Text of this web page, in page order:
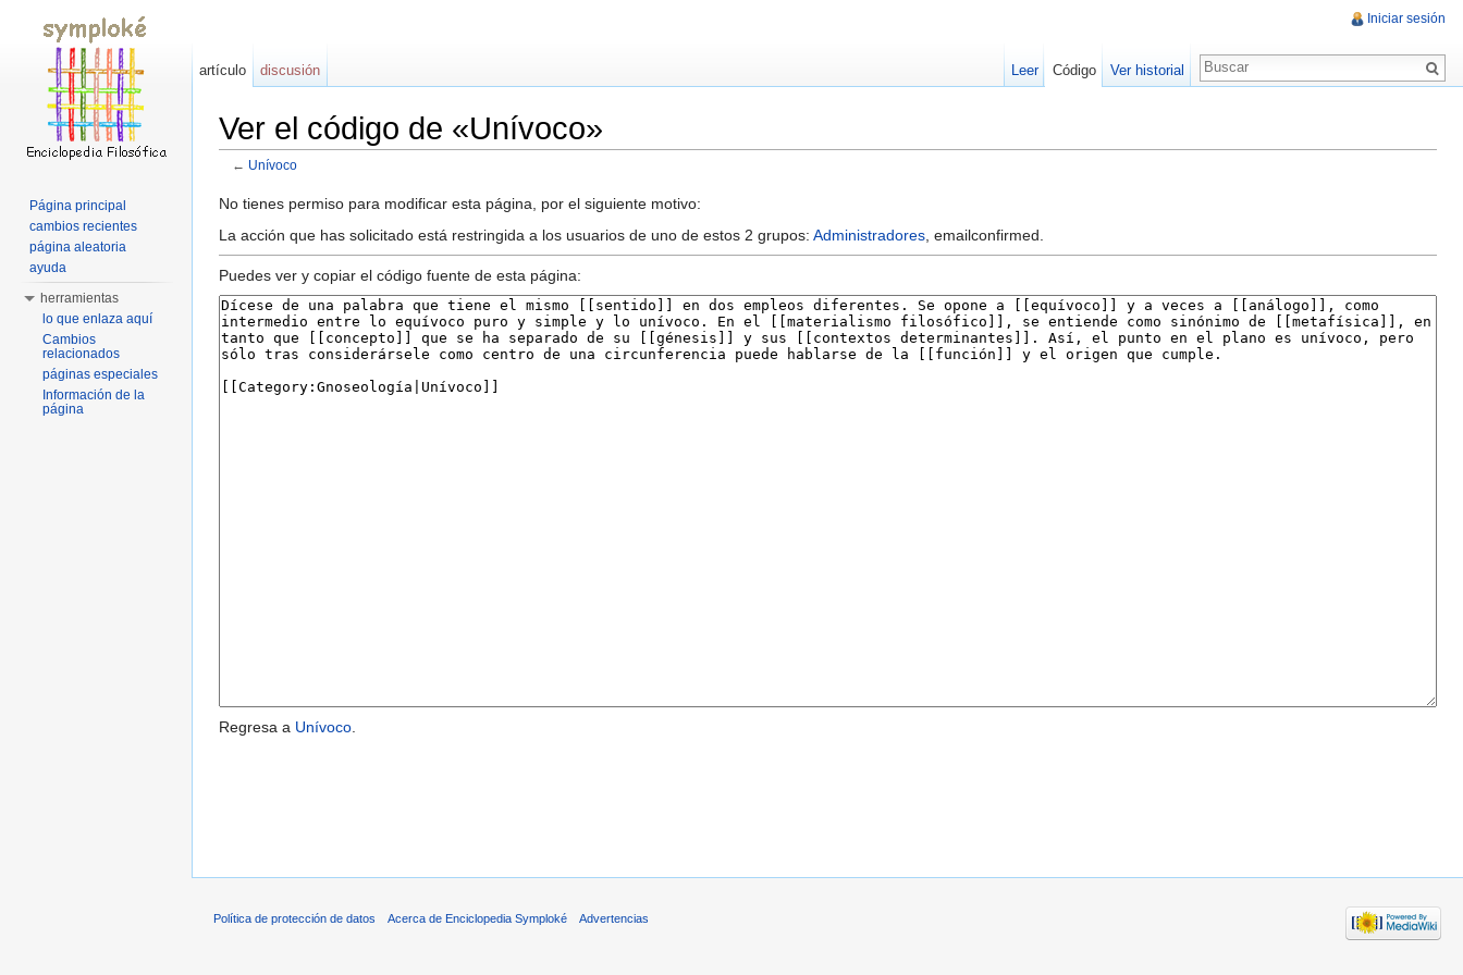
Ver el código de «Unívoco»
← Unívoco
No tienes permiso para modificar esta página, por el siguiente motivo:
La acción que has solicitado está restringida a los usuarios de uno de estos 2 grupos: Administradores , emailconfirmed.
Puedes ver y copiar el código fuente de esta página:
Regresa a Unívoco.
Iniciar sesión
artículo discusión Leer Código Ver historial
Página principal
cambios recientes
página aleatoria
ayuda
herramientas
lo que enlaza aquí
Cambios
relacionados
páginas especiales
Información de la
página
Política de protección de datos Acerca de Enciclopedia Symploké Advertencias